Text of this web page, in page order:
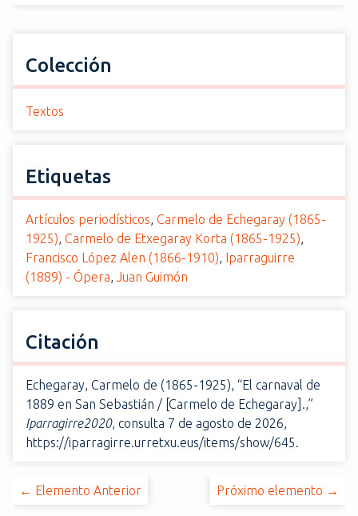
Colección
Textos
Etiquetas
Artículos periodísticos, Carmelo de Echegaray (1865-
1925), Carmelo de Etxegaray Korta (1865-1925),
Francisco López Alen (1866-1910), Iparraguirre
(1889) - Ópera, Juan Guimón
Citación
Echegaray, Carmelo de (1865-1925), “El carnaval de
1889 en San Sebastián / [Carmelo de Echegaray].,”
Iparragirre2020, consulta 7 de agosto de 2026,
https://iparragirre.urretxu.eus/items/show/645.
← Elemento Anterior Próximo elemento →